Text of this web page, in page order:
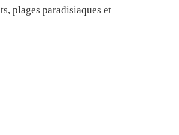
plages paradisiaques et